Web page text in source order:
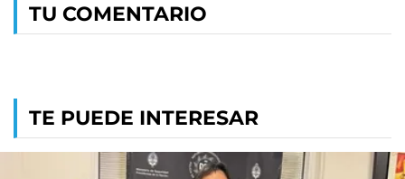
TU COMENTARIO
TE PUEDE INTERESAR